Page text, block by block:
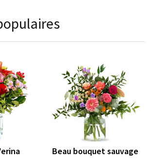
Beau bouquet sauvage